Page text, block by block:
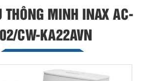
THÔNG MINH INAX AC-
CW-KA22AVN